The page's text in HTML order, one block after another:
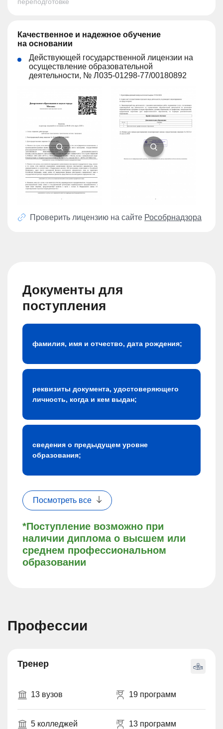
Качественное и надежное обучение
на основании
Действующей государственной лицензии на
осуществление образовательной
деятельности, № Л035-01298-77/00180892
Проверить лицензию на сайте Рособрнадзора
Документы для
поступления
*Поступление возможно при
наличии диплома о высшем или
среднем профессиональном
образовании
фамилия, имя и отчество, дата рождения;
реквизиты документа, удостоверяющего
личность, когда и кем выдан;
сведения о предыдущем уровне
образования;
Посмотреть все
Профессии
Тренер
13 вузов 19 программ
5 колледжей 13 программ